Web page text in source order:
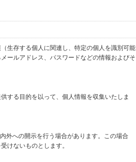
生存する個人に関連し、特定の個人を識別可能
ールアドレス、パスワードなどの情報およびそ
する目的を以って、個人情報を収集いたしま
外への開示を行う場合があります。この場合
けないものとします。